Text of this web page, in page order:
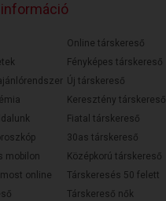
mobilon
online
Online társkereső
Fényképes társkereső
Új társkereső
Keresztény társkereső
Fiatal társkereső
30as társkereső
Középkorú társkereső
Társkeresés 50 felett
Társkereső nők